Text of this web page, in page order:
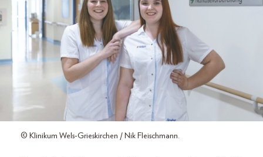
© Klinikum Wels-Grieskirchen / Nik Fleischmann.